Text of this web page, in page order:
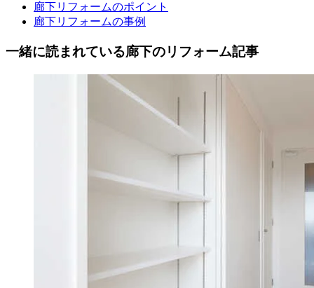
廊下リフォームのポイント
廊下リフォームの事例
一緒に読まれている廊下のリフォーム記事